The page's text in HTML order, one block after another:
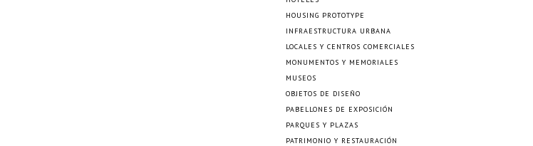
HOUSING PROTOTYPE
INFRAESTRUCTURA URBANA
LOCALES Y CENTROS COMERCIALES
MONUMENTOS Y MEMORIALES
MUSEOS
OBJETOS DE DISEÑO
PABELLONES DE EXPOSICIÓN
PARQUES Y PLAZAS
PATRIMONIO Y RESTAURACIÓN